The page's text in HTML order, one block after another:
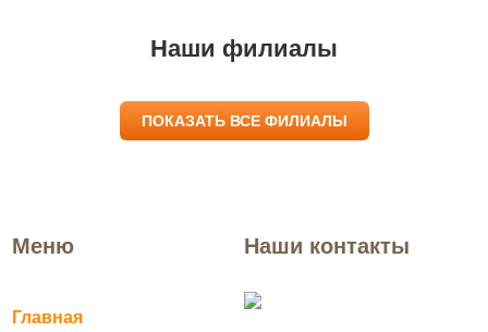
Наши филиалы
ПОКАЗАТЬ ВСЕ ФИЛИАЛЫ
Меню
Главная
Наши контакты